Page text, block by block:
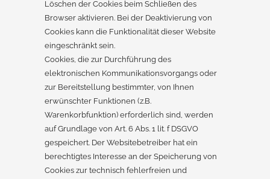
Löschen der Cookies beim Schließen des
Browser aktivieren. Bei der Deaktivierung von
Cookies kann die Funktionalität dieser Website
eingeschränkt sein.
Cookies, die zur Durchführung des
elektronischen Kommunikationsvorgangs oder
zur Bereitstellung bestimmter, von Ihnen
erwünschter Funktionen (z.B.
Warenkorbfunktion) erforderlich sind, werden
auf Grundlage von Art. 6 Abs. 1 lit. f DSGVO
gespeichert. Der Websitebetreiber hat ein
berechtigtes Interesse an der Speicherung von
Cookies zur technisch fehlerfreien und